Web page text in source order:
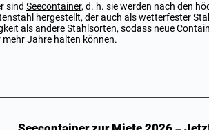
sind Seecontainer, d. h. sie werden nach den
hergestellt, der auch als wetterfester
als andere Stahlsorten, sodass neue
Jahre halten können.